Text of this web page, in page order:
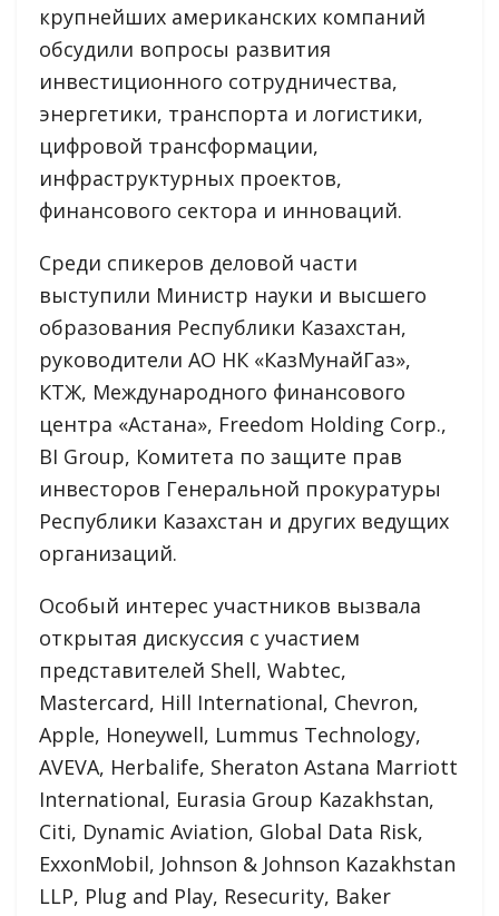
крупнейших американских компаний
обсудили вопросы развития
инвестиционного сотрудничества,
энергетики, транспорта и логистики,
цифровой трансформации,
инфраструктурных проектов,
финансового сектора и инноваций.
Среди спикеров деловой части
выступили Министр науки и высшего
образования Республики Казахстан,
руководители АО НК «КазМунайГаз»,
КТЖ, Международного финансового
центра «Астана», Freedom Holding Corp.,
BI Group, Комитета по защите прав
инвесторов Генеральной прокуратуры
Республики Казахстан и других ведущих
организаций.
Особый интерес участников вызвала
открытая дискуссия с участием
представителей Shell, Wabtec,
Mastercard, Hill International, Chevron,
Apple, Honeywell, Lummus Technology,
AVEVA, Herbalife, Sheraton Astana Marriott
International, Eurasia Group Kazakhstan,
Citi, Dynamic Aviation, Global Data Risk,
ExxonMobil, Johnson & Johnson Kazakhstan
LLP, Plug and Play, Resecurity, Baker